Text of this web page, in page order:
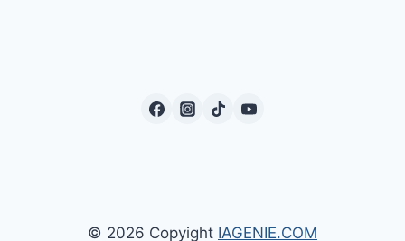
© 2026 Copyight IAGENIE.COM